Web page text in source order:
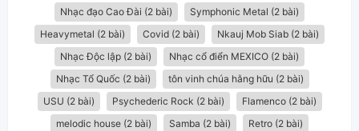
Nhạc đạo Cao Đài (2 bài)
Symphonic Metal (2 bài)
Heavymetal (2 bài)
Covid (2 bài)
Nkauj Mob Siab (2 bài)
Nhạc Độc lập (2 bài)
Nhạc cổ điển MEXICO (2 bài)
Nhạc Tổ Quốc (2 bài)
tôn vinh chúa hằng hữu (2 bài)
USU (2 bài)
Psychederic Rock (2 bài)
Flamenco (2 bài)
melodic house (2 bài)
Samba (2 bài)
Retro (2 bài)